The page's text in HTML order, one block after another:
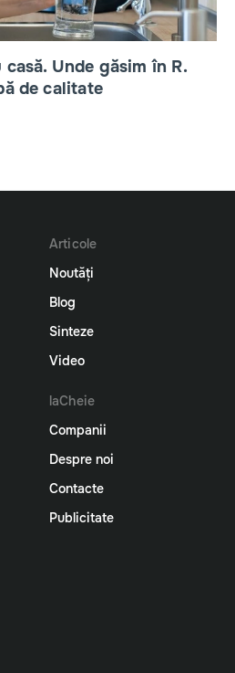
Unde găsim în R.
de calitate
Articole
Noutăți
Blog
Sinteze
Video
laCheie
Companii
Despre noi
Contacte
Publicitate